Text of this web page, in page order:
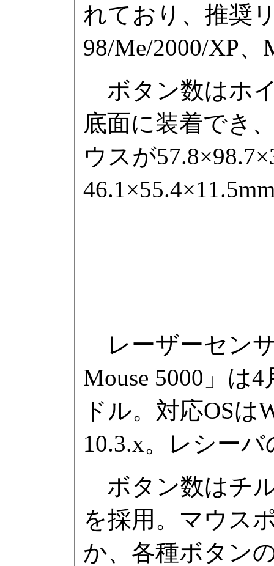
れており、推奨
98/Me/2000/XP、
ボタン数はホ
底面に装着でき
ウスが
レーザーセンサ
Mouse 5000」は
ドル。対応OSは
10.3.x。レシー
ボタン数はチ
を採用。マウス
か、各種ボタン